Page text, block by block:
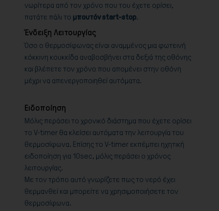
νωρίτερα από τον χρόνο που του έχετε ορίσει,
πατάτε πάλι το μπουτόν start-stop.
Ένδειξη Λειτουργίας
Όσο ο θερμοσίφωνας είναι αναμμένος μια φωτεινή
κόκκινη κουκκίδα αναβοσβήνει στα δεξιά της οθόνης
και βλέπετε τον χρόνο που απομένει στην οθόνη
μέχρι να απενεργοποιηθεί αυτόματα.
Ειδοποίηση
Μόλις περάσει το χρονικό διάστημα που έχετε ορίσει
το V-timer θα κλείσει αυτόματα την λειτουργία του
θερμοσίφωνα. Επίσης το V-timer εκπέμπει ηχητική
ειδοποίηση για 10sec, μόλις περάσει ο χρόνος
λειτουργίας.
Με τον τρόπο αυτό γνωρίζετε πως το νερό έχει
θερμανθεί και μπορείτε να χρησιμοποιήσετε τον
θερμοσίφωνα.